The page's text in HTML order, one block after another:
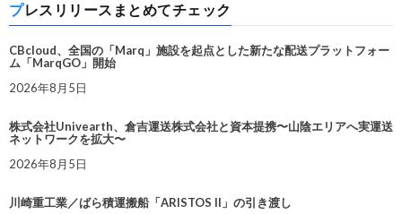
プレスリリースまとめてチェック
CBcloud、全国の「Marq」施設を起点とした新たな配送プラットフォー
ム「MarqGO」開始
2026年8月5日
株式会社Univearth、倉吉運送株式会社と資本提携〜山陰エリアへ実運送
ネットワークを拡大〜
2026年8月5日
川崎重工業／ばら積運搬船「ARISTOS II」の引き渡し